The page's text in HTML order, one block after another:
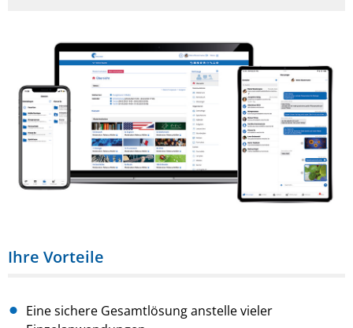
Ihre Vorteile
Eine sichere Gesamtlösung anstelle vieler